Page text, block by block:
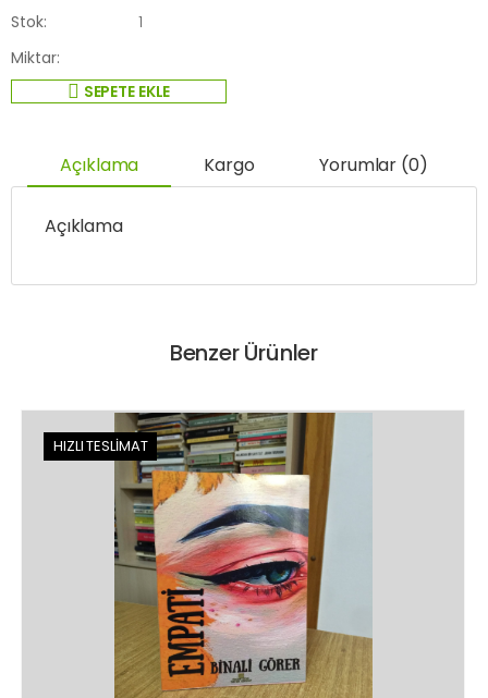
Stok:
1
Miktar:
SEPETE EKLE
Açıklama Kargo Yorumlar (0)
Açıklama
Benzer Ürünler
HIZLI TESLİMAT